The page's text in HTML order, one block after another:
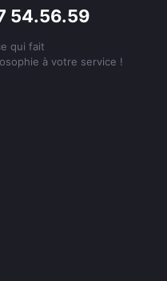
54.56.59
qui fait
à votre service !